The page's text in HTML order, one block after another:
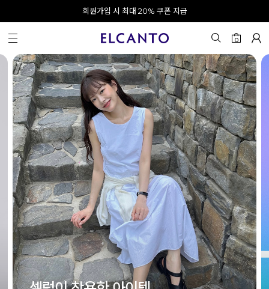
오전 10시 이전 결제 완료 시 오늘 출발!
회원가입 시 최대 20% 쿠폰 지급
카카오 채널 추가 시 10% 쿠폰 증정
0